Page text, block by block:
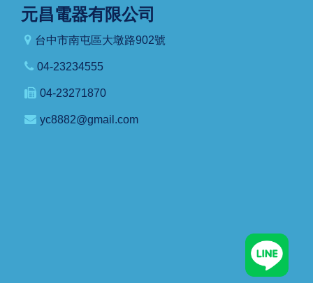
元昌電器有限公司
台中市南屯區大墩路902號
04-23234555
04-23271870
yc8882@gmail.com